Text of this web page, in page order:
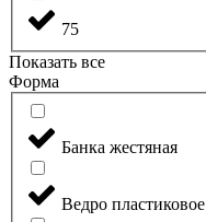
75
Показать все
Форма
Банка жестяная
Ведро пластиковое